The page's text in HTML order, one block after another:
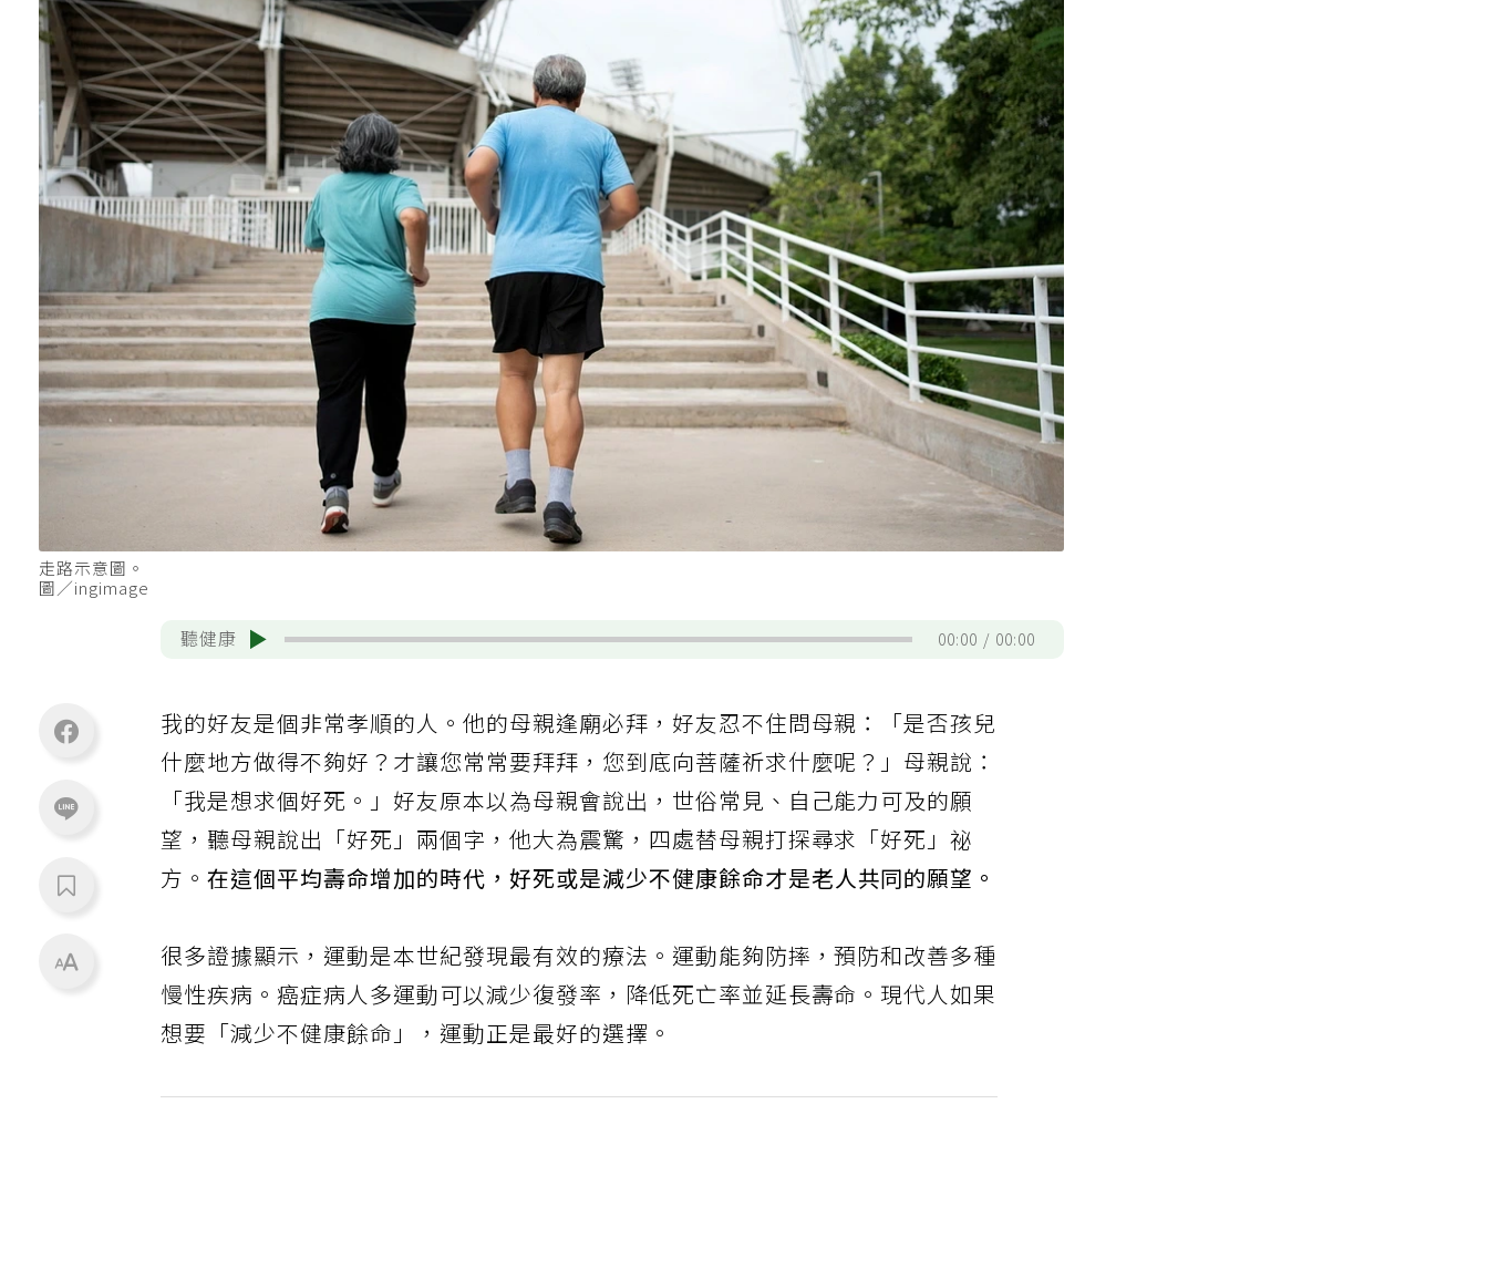
走路示意圖。
圖／ingimage
聽健康 00:00 00:00
我的好友是個非常孝順的人。他的母親逢廟必拜，好友忍不住問母親：「是否孩兒
什麼地方做得不夠好？才讓您常常要拜拜，您到底向菩薩祈求什麼呢？」母親說：
「我是想求個好死。」好友原本以為母親會說出，世俗常見、自己能力可及的願
望，聽母親說出「好死」兩個字，他大為震驚，四處替母親打探尋求「好死」祕
方。在這個平均壽命增加的時代，好死或是減少不健康餘命才是老人共同的願望。
很多證據顯示，運動是本世紀發現最有效的療法。運動能夠防摔，預防和改善多種
慢性疾病。癌症病人多運動可以減少復發率，降低死亡率並延長壽命。現代人如果
想要「減少不健康餘命」，運動正是最好的選擇。